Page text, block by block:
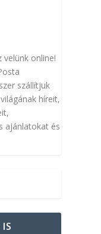
velünk online!
szállítjuk
híreit,
ajánlatokat és